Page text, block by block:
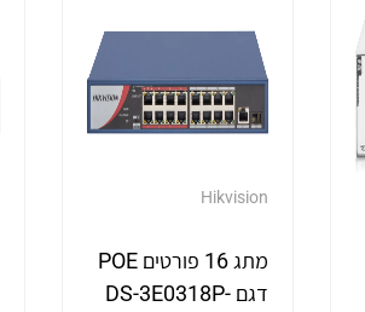
Hikvision
מתג 16 פורטים POE
דגם DS-3E0318P-